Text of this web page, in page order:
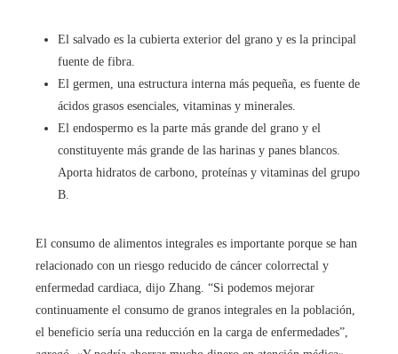
El salvado es la cubierta exterior del grano y es la principal
fuente de fibra.
El germen, una estructura interna más pequeña, es fuente de
ácidos grasos esenciales, vitaminas y minerales.
El endospermo es la parte más grande del grano y el
constituyente más grande de las harinas y panes blancos.
Aporta hidratos de carbono, proteínas y vitaminas del grupo
B.
El consumo de alimentos integrales es importante porque se han
relacionado con un riesgo reducido de cáncer colorrectal y
enfermedad cardiaca, dijo Zhang. “Si podemos mejorar
continuamente el consumo de granos integrales en la población,
el beneficio sería una reducción en la carga de enfermedades”,